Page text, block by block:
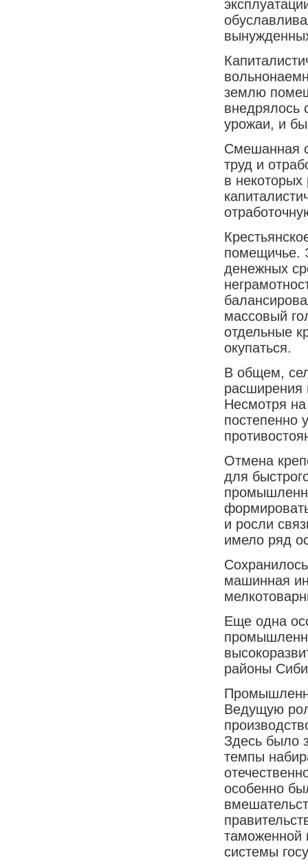
землю
внедрялось
урожаи, и
Смешанная
труд и
в некоторых
помещичье.
денежных
массовый
отдельные
окупаться.
В общем,
расширения
Несмотря на
постепенно
Отмена
для
и росли
имело ряд
машинная
Еще одна
районы
Ведущую
Здесь было
темпы
особенно
таможенной
системы